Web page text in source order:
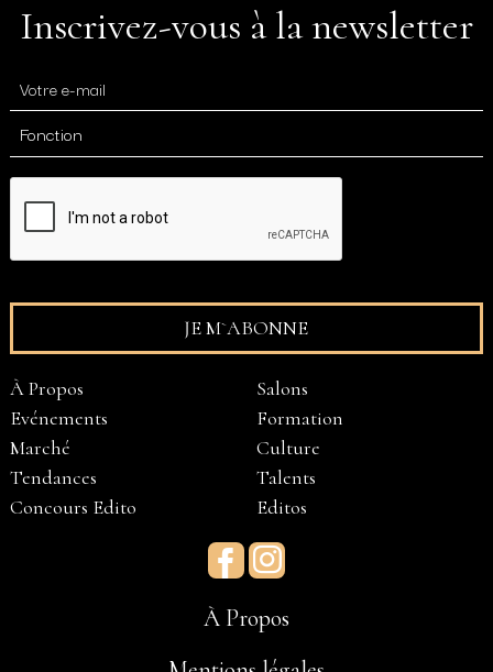
Inscrivez-vous à la newsletter
À Propos
Evénements
Marché
Tendances
Concours Edito
Salons
Formation
Culture
Talents
Editos
Facebook
À Propos